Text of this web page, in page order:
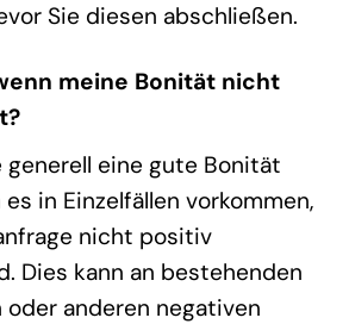
Sie diesen abschließen.
meine Bonität nicht
generell eine gute Bonität
in Einzelfällen vorkommen,
nicht positiv
Dies kann an bestehenden
oder anderen negativen